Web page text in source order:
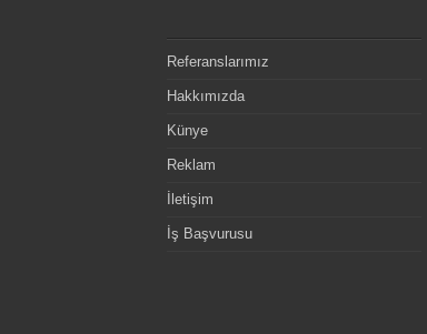
Referanslarımız
Hakkımızda
Künye
Reklam
İletişim
İş Başvurusu